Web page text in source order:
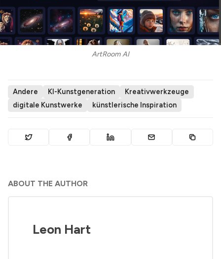
ArtRoom AI
Andere KI-Kunstgeneration
Kreativwerkzeuge
digitale Kunstwerke
künstlerische Inspiration
ABOUT THE AUTHOR
Leon Hart